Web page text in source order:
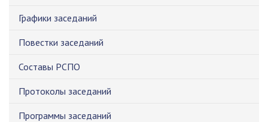
Графики заседаний
Повестки заседаний
Составы РСПО
Протоколы заседаний
Программы заседаний